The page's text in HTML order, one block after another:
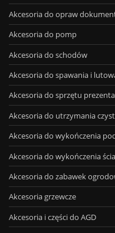
Akcesoria do opraw
Akcesoria do pomp
Akcesoria do schodów
Akcesoria do spawania i
Akcesoria do sprzętu
Akcesoria do utrzymania
Akcesoria do wykończenia
Akcesoria do wykończenia
Akcesoria do zabawek
Akcesoria grzewcze
Akcesoria i części do AGD